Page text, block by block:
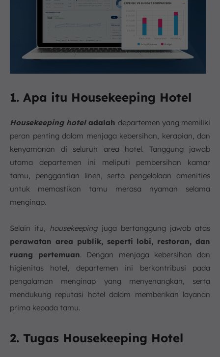
1. Apa itu Housekeeping Hotel
Housekeeping hoteladalah departemen yang memiliki
peran penting dalam menjaga kebersihan, kerapian, dan
kenyamanan di seluruh area hotel. Tanggung jawab
utama departemen ini meliputi pembersihan kamar
tamu, penggantian linen, serta pengelolaan amenities
untuk memastikan tamu merasa nyaman selama
menginap.
Selain itu, housekeepingjuga bertanggung jawab atas
perawatan area publik, seperti lobi, restoran, dan
ruang pertemuan. Dengan menjaga kebersihan dan
higienitas hotel, departemen ini berkontribusi pada
pengalaman menginap yang menyenangkan, serta
mendukung reputasi hotel dalam memberikan layanan
prima kepada tamu.
2. Tugas Housekeeping Hotel